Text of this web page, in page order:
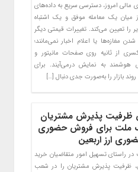
مالی امروز، دسترسی سریع به داده‌های
میان یک معامله موفق و یک اشتباه
را تعیین می‌کند. تغییرات قیمتی دیگر
شدن مغازه‌ها یا اعلام اخبار نمی‌مانند؛
از ثانیه روی صفحات مانیتور و
هوشمند به نمایش درمی‌آیند. برای
روند بازار را به‌صورت جدی دنبال […]
ظرفیت پذیرش مشتریان
ملت برای فروش حضوری
ارز اربعین
راستای تسهیل امور متقاضیان خرید
ظرفیت پذیرش مشتریان را در شعب